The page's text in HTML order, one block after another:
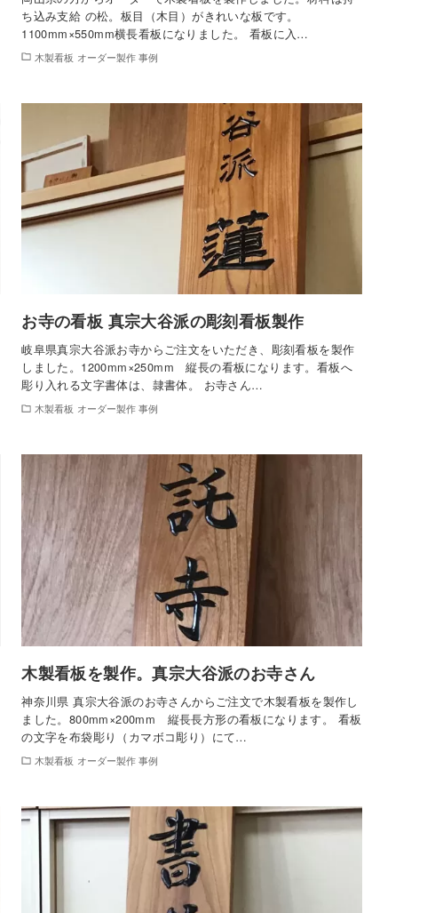
ち込み支給 の松。板目（木目）がきれいな板です。
1100mm×550mm横長看板になりました。 看板に入…
木製看板 オーダー製作 事例
お寺の看板 真宗大谷派の彫刻看板製作
岐阜県真宗大谷派お寺からご注文をいただき、彫刻看板を製作
しました。1200mm×250mm 縦長の看板になります。看板へ
彫り入れる文字書体は、隷書体。 お寺さん…
木製看板 オーダー製作 事例
木製看板を製作。真宗大谷派のお寺さん
神奈川県 真宗大谷派のお寺さんからご注文で木製看板を製作し
ました。800mm×200mm 縦長長方形の看板になります。 看板
の文字を布袋彫り（カマボコ彫り）にて…
木製看板 オーダー製作 事例